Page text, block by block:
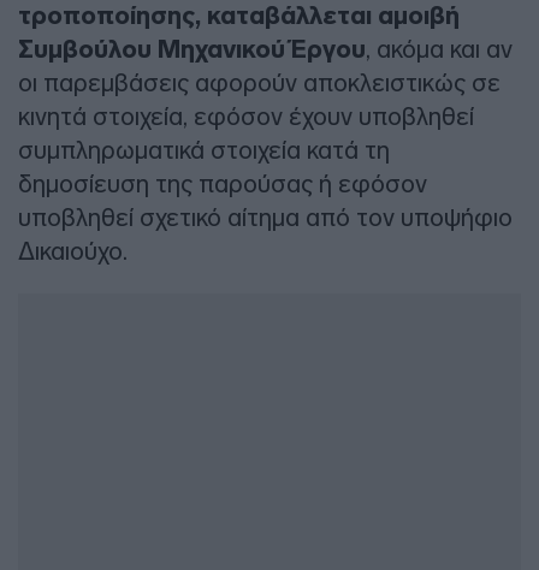
τροποποίησης, καταβάλλεται αμοιβή
Συμβούλου Μηχανικού Έργου, ακόμα και αν
οι παρεμβάσεις αφορούν αποκλειστικώς σε
κινητά στοιχεία, εφόσον έχουν υποβληθεί
συμπληρωματικά στοιχεία κατά τη
δημοσίευση της παρούσας ή εφόσον
υποβληθεί σχετικό αίτημα από τον υποψήφιο
Δικαιούχο.